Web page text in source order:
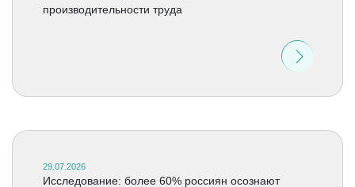
производительности труда
29.07.2026
Исследование: более 60% россиян осознают